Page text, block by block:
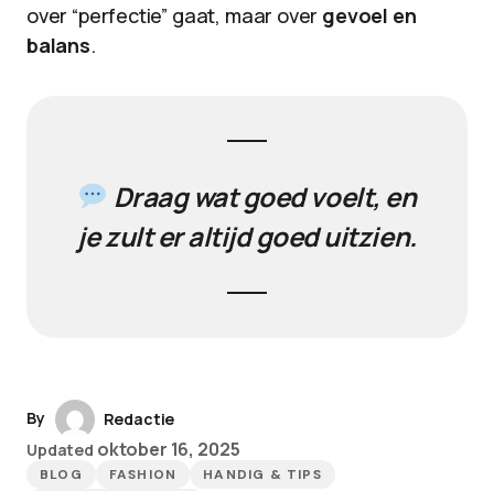
over “perfectie” gaat, maar over gevoel en
balans.
Draag wat goed voelt, en
je zult er altijd goed uitzien.
By
Redactie
Updated oktober 16, 2025
BLOG FASHION
HANDIG & TIPS